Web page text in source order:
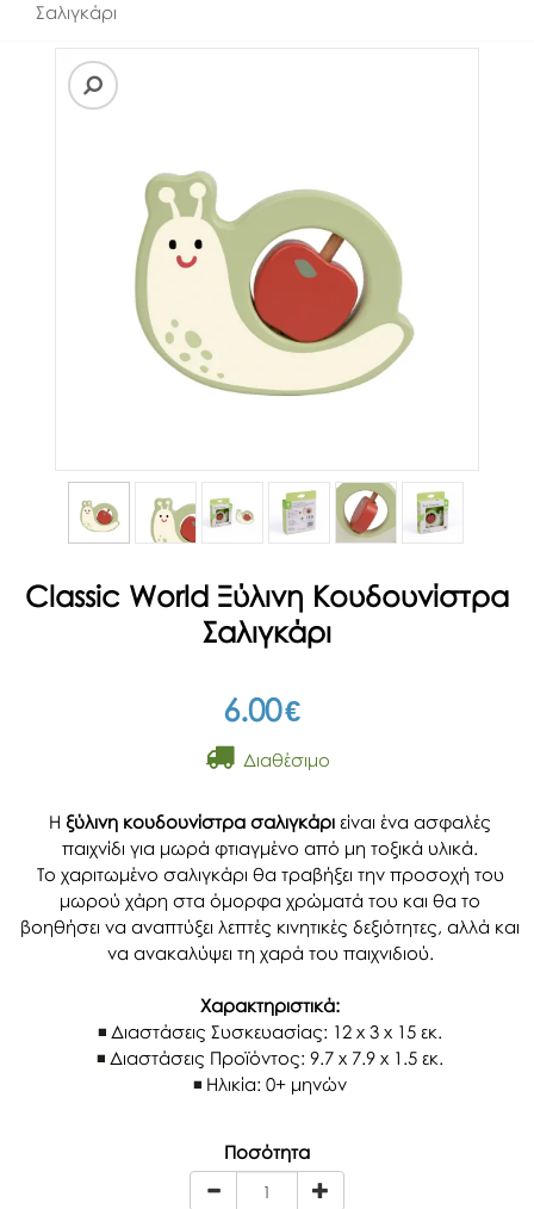
Σαλιγκάρι
Classic World Ξύλινη Κουδουνίστρα
Σαλιγκάρι
6.00€
Διαθέσιμο
Η ξύλινη κουδουνίστρα σαλιγκάρι είναι ένα ασφαλές
παιχνίδι για μωρά φτιαγμένο από μη τοξικά υλικά.
Το χαριτωμένο σαλιγκάρι θα τραβήξει την προσοχή του
μωρού χάρη στα όμορφα χρώματά του και θα το
βοηθήσει να αναπτύξει λεπτές κινητικές δεξιότητες, αλλά και
να ανακαλύψει τη χαρά του παιχνιδιού.
Χαρακτηριστικά:
Διαστάσεις Συσκευασίας: 12 x 3 x 15 εκ.
Διαστάσεις Προϊόντος: 9.7 x 7.9 x 1.5 εκ.
Ηλικία: 0+ μηνών
Ποσότητα